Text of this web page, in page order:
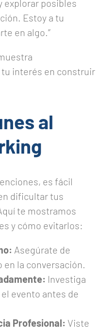
explorar posibles
Estoy a tu
en algo.”
interés en construir
al
es fácil
dificultar tus
te mostramos
y cómo evitarlos:
Asegúrate de
la conversación.
Investiga
evento antes de
Profesional: Viste